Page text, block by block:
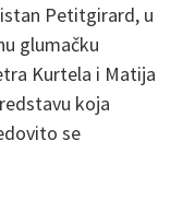
Petitgirard, u
glumačku
Kurtela i Matija
koja
se